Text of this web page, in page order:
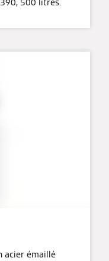
500 litres.
acier émaillé